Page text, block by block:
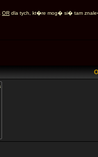
OR dla tych, kt�re mog� si� tam